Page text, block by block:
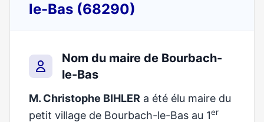
le-Bas (68290)
Nom du maire de Bourbach-
le-Bas
M. Christophe BIHLER a été élu maire du
petit village de Bourbach-le-Bas au 1er